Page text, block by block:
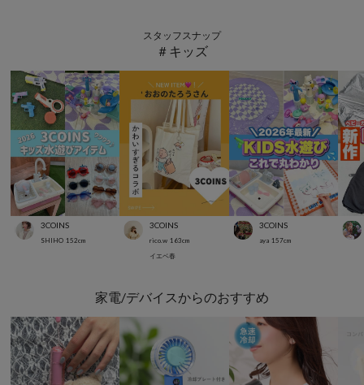
スタッフスナップ
＃キッズ
3COINS
SHIHO 152cm
3COINS
rico.w 163cm
イエベ春
3COINS
aya 157cm
家電/デバイスからのおすすめ